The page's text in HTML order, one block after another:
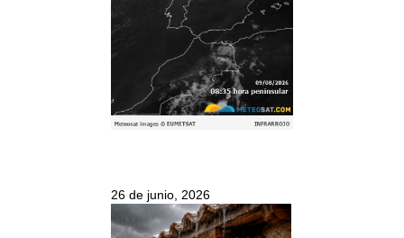
26 de junio, 2026